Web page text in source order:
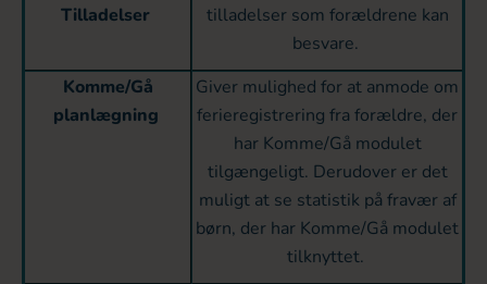
Tilladelser
tilladelser som forældrene kan
besvare.
Komme/Gå
planlægning
Giver mulighed for at anmode om
ferieregistrering fra forældre, der
har Komme/Gå modulet
tilgængeligt. Derudover er det
muligt at se statistik på fravær af
børn, der har Komme/Gå modulet
tilknyttet.